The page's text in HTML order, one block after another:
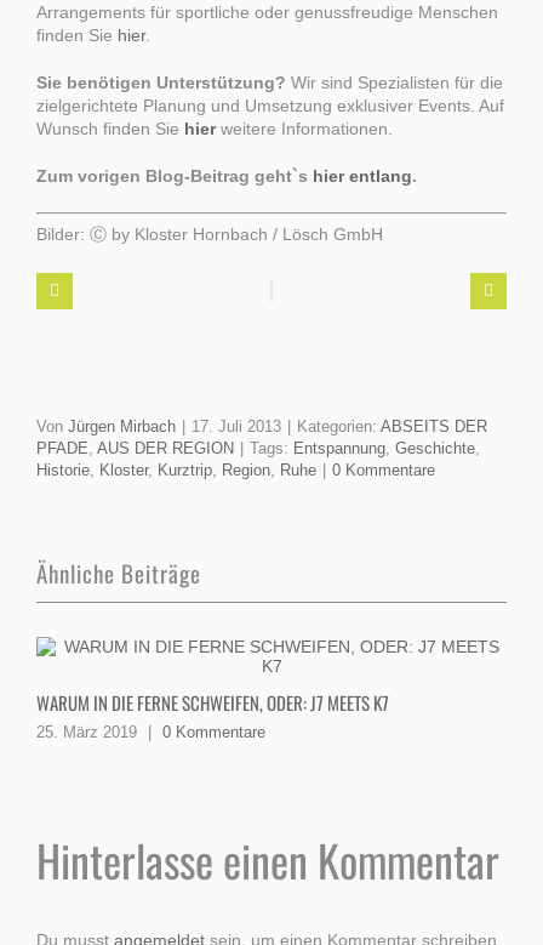
Arrangements für sportliche oder genussfreudige Menschen
finden Sie hier.
Sie benötigen Unterstützung? Wir sind Spezialisten für die
zielgerichtete Planung und Umsetzung exklusiver Events. Auf
Wunsch finden Sie hierweitere Informationen.
Zum vorigen Blog-Beitrag geht`s hier entlang.
Bilder: Ⓒ by Kloster Hornbach / Lösch GmbH
Von Jürgen Mirbach | 17. Juli 2013 | Kategorien: ABSEITS DER
PFADE AUS DER REGION | Tags: Entspannung Geschichte
Historie Kloster, Kurztrip Region Ruhe | 0 Kommentare
Ähnliche Beiträge
WARUM IN DIE FERNE SCHWEIFEN, ODER: J7 MEETS K7
25. März 2019 0 Kommentare
Hinterlasse einen Kommentar
Du musst angemeldet sein, um einen Kommentar schreiben